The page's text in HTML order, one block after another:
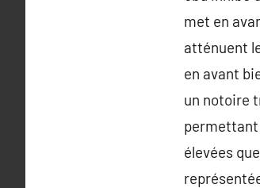
met en
atténuent
en avant
un notoire
permettant
élevées